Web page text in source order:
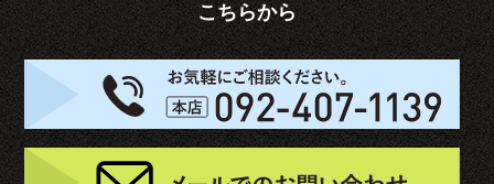
こちらから
お